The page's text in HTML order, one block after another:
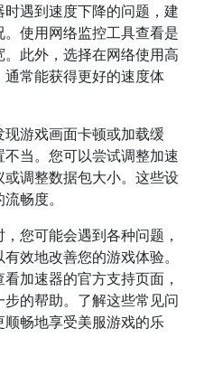
遇到速度下降的问题，建
使用网络监控工具查看是
此外，选择在网络使用高
常能获得更好的速度体
游戏画面卡顿或加载缓
当。您可以尝试调整加速
调整数据包大小。这些设
畅度。
您可能会遇到各种问题，
效地改善您的游戏体验。
加速器的官方支持页面，
的帮助。了解这些常见问
畅地享受美服游戏的乐